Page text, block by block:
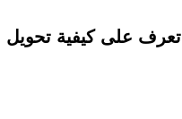
تعرف على كيفية تحويل